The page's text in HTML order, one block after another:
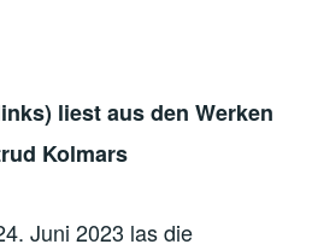
liest aus den Werken
Kolmars
Juni 2023 las die